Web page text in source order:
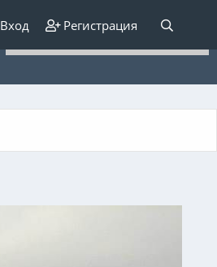
Вход Регистрация
Для любых предложений по